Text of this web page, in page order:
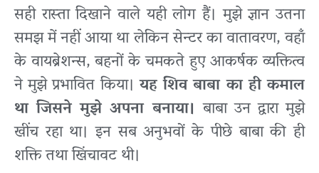
सही रास्ता दिखाने वाले यही लोग हैं। मुझे ज्ञान उतना
समझ में नहीं आया था लेकिन सेन्टर का वातावरण, वहाँ
के वायब्रेशन्स, बहनों के चमकते हुए आकर्षक व्यक्तित्व
ने मुझे प्रभावित किया।यह शिव बाबा का ही कमाल
था जिसने मुझे अपना बनाया। बाबा उन द्वारा मुझे
खींच रहा था। इन सब अनुभवों के पीछे बाबा की ही
शक्ति तथा खिंचावट थी।